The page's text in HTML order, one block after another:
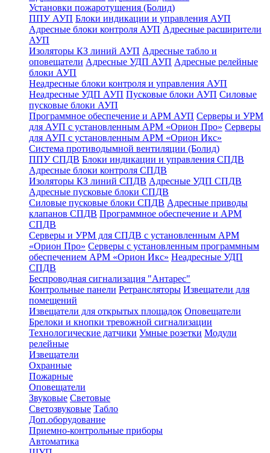
Установки пожаротушения (Болид)
ППУ АУП Блоки индикации и управления АУП
Адресные блоки контроля АУП Адресные расширители
АУП
Изоляторы КЗ линий АУП Адресные табло и
оповещатели Адресные УДП АУП Адресные релейные
блоки АУП
Неадресные блоки контроля и управления АУП
Неадресные УДП АУП Пусковые блоки АУП Силовые
пусковые блоки АУП
Программное обеспечение и АРМ АУП Серверы и УРМ
для АУП с установленным АРМ «Орион Про» Серверы
для АУП с установленным АРМ «Орион Икс»
Система противодымной вентиляции (Болид)
ППУ СПДВ Блоки индикации и управления СПДВ
Адресные блоки контроля СПДВ
Изоляторы КЗ линий СПДВ Адресные УДП СПДВ
Адресные пусковые блоки СПДВ
Силовые пусковые блоки СПДВ Адресные приводы
клапанов СПДВ Программное обеспечение и АРМ
СПДВ
Серверы и УРМ для СПДВ с установленным АРМ
«Орион Про» Серверы с установленным программным
обеспечением АРМ «Орион Икс» Неадресные УДП
СПДВ
Беспроводная сигнализация "Антарес"
Контрольные панели Ретрансляторы Извещатели для
помещений
Извещатели для открытых площадок Оповещатели
Брелоки и кнопки тревожной сигнализации
Технологические датчики Умные розетки Модули
релейные
Извещатели
Охранные
Пожарные
Оповещатели
Звуковые Световые
Светозвуковые Табло
Доп.оборудование
Приемно-контрольные приборы
Автоматика